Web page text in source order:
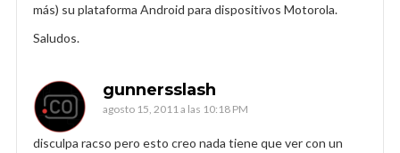
más) su plataforma Android para dispositivos Motorola.
Saludos.
gunnersslash
agosto 15, 2011 a las 10:18 PM
disculpa racso pero esto creo nada tiene que ver con un